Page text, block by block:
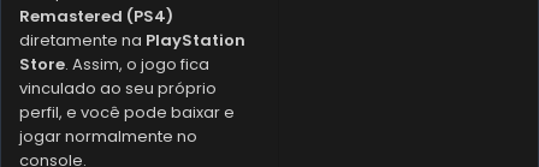
Remastered (PS4)
diretamente na PlayStation
Store. Assim, o jogo fica
vinculado ao seu próprio
perfil, e você pode baixar e
jogar normalmente no
console.